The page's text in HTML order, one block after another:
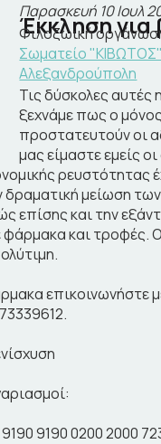
Έκκληση για
Παρασκευή 10 Ιουλ
Φιλοζωική
Σωματείο "ΚΙΒΩΤΟΣ"
Αλεξανδρούπολη
Τις δύσκολες αυτές
ξεχνάμε πως ο
προστατευτούν οι
μας είμαστε εμείς
ρευστότητας
δραματική μείωση
επίσης και την
και τροφές.
επικοινωνήστε
9190 0200 2000